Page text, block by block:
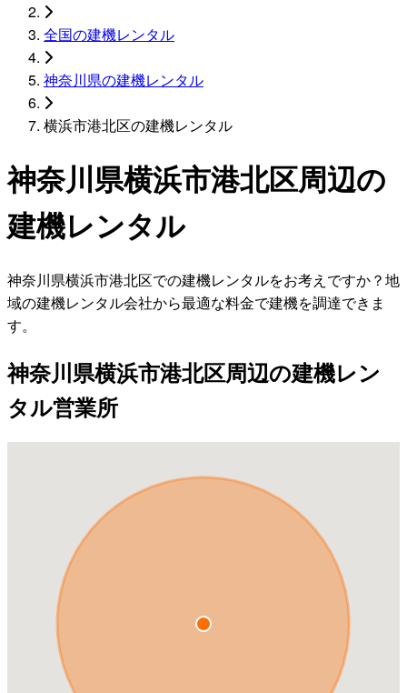
全国の建機レンタル
神奈川県の建機レンタル
横浜市港北区の建機レンタル
神奈川県横浜市港北区周辺の
建機レンタル
神奈川県横浜市港北区での建機レンタルをお考えですか？地
域の建機レンタル会社から最適な料金で建機を調達できま
す。
神奈川県横浜市港北区周辺の建機レン
タル営業所